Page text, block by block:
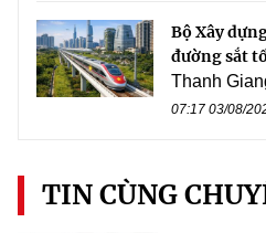
Bộ Xây
đường sắt
Thanh
07:17 03/08/
TIN CÙNG